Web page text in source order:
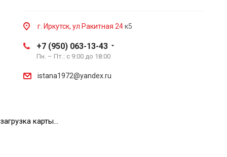
г. Иркутск, ул Ракитная 24к5
+7 (950) 063-13-43
Пн. – Пт.: с 9:00 до 18:00
istana1972@yandex.ru
загрузка карты...